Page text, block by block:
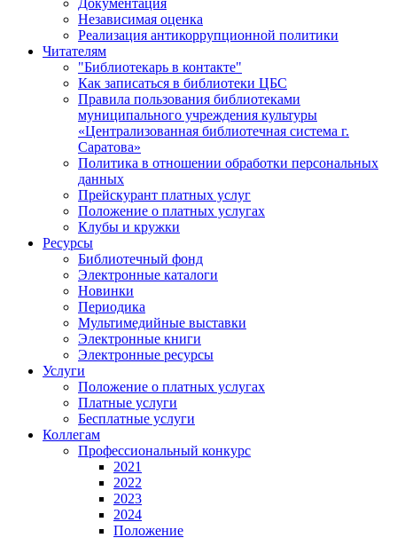
Документация
Независимая оценка
Реализация антикоррупционной политики
Читателям
"Библиотекарь в контакте"
Как записаться в библиотеки ЦБС
Правила пользования библиотеками
муниципального учреждения культуры
«Централизованная библиотечная система г.
Саратова»
Политика в отношении обработки персональных
данных
Прейскурант платных услуг
Положение о платных услугах
Клубы и кружки
Ресурсы
Библиотечный фонд
Электронные каталоги
Новинки
Периодика
Мультимедийные выставки
Электронные книги
Электронные ресурсы
Услуги
Положение о платных услугах
Платные услуги
Бесплатные услуги
Коллегам
Профессиональный конкурс
2021
2022
2023
2024
Положение